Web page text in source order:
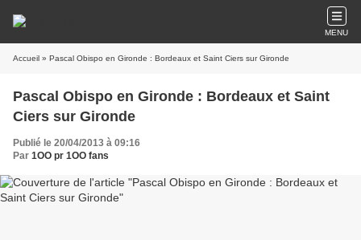
MENU
Accueil » Pascal Obispo en Gironde : Bordeaux et Saint Ciers sur Gironde
Pascal Obispo en Gironde : Bordeaux et Saint
Ciers sur Gironde
Publié le 20/04/2013 à 09:16
Par 1OO pr 1OO fans